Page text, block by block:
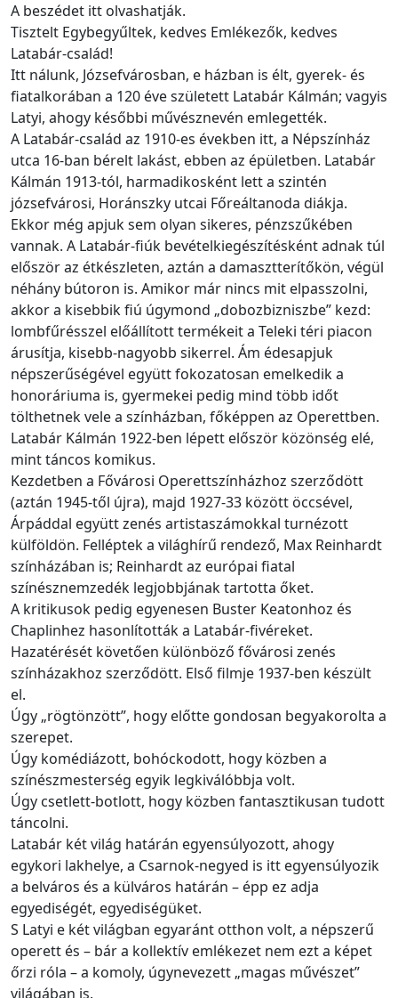
A beszédet itt olvashatják.
Tisztelt Egybegyűltek, kedves Emlékezők, kedves
Latabár-család!
Itt nálunk, Józsefvárosban, e házban is élt, gyerek- és
fiatalkorában a 120 éve született Latabár Kálmán; vagyis
Latyi, ahogy későbbi művésznevén emlegették.
A Latabár-család az 1910-es években itt, a Népszínház
utca 16-ban bérelt lakást, ebben az épületben. Latabár
Kálmán 1913-tól, harmadikosként lett a szintén
józsefvárosi, Horánszky utcai Főreáltanoda diákja.
Ekkor még apjuk sem olyan sikeres, pénzszűkében
vannak. A Latabár-fiúk bevételkiegészítésként adnak túl
először az étkészleten, aztán a damasztterítőkön, végül
néhány bútoron is. Amikor már nincs mit elpasszolni,
akkor a kisebbik fiú úgymond „dobozbizniszbe” kezd:
lombfűrésszel előállított termékeit a Teleki téri piacon
árusítja, kisebb-nagyobb sikerrel. Ám édesapjuk
népszerűségével együtt fokozatosan emelkedik a
honoráriuma is, gyermekei pedig mind több időt
tölthetnek vele a színházban, főképpen az Operettben.
Latabár Kálmán 1922-ben lépett először közönség elé,
mint táncos komikus.
Kezdetben a Fővárosi Operettszínházhoz szerződött
(aztán 1945-től újra), majd 1927-33 között öccsével,
Árpáddal együtt zenés artistaszámokkal turnézott
külföldön. Felléptek a világhírű rendező, Max Reinhardt
színházában is; Reinhardt az európai fiatal
színésznemzedék legjobbjának tartotta őket.
A kritikusok pedig egyenesen Buster Keatonhoz és
Chaplinhez hasonlították a Latabár-fivéreket.
Hazatérését követően különböző fővárosi zenés
színházakhoz szerződött. Első filmje 1937-ben készült
el.
Úgy „rögtönzött”, hogy előtte gondosan begyakorolta a
szerepet.
Úgy komédiázott, bohóckodott, hogy közben a
színészmesterség egyik legkiválóbbja volt.
Úgy csetlett-botlott, hogy közben fantasztikusan tudott
táncolni.
Latabár két világ határán egyensúlyozott, ahogy
egykori lakhelye, a Csarnok-negyed is itt egyensúlyozik
a belváros és a külváros határán – épp ez adja
egyediségét, egyediségüket.
S Latyi e két világban egyaránt otthon volt, a népszerű
operett és – bár a kollektív emlékezet nem ezt a képet
őrzi róla – a komoly, úgynevezett „magas művészet”
világában is.